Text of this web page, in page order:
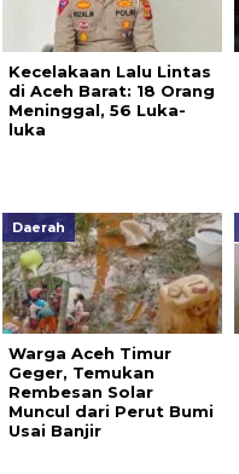
Kecelakaan Lalu Lintas
di Aceh Barat: 18 Orang
Meninggal, 56 Luka-
luka
Daerah
Warga Aceh Timur
Geger, Temukan
Rembesan Solar
Muncul dari Perut Bumi
Usai Banjir